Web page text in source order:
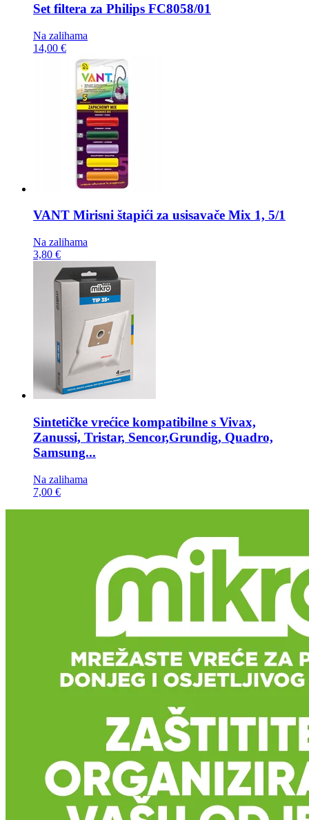
Set filtera za Philips FC8058/01
Na zalihama
14,00 €
VANT Mirisni štapići za usisavače Mix 1, 5/1
Na zalihama
3,80 €
Sintetičke vrećice kompatibilne s Vivax,
Zanussi, Tristar, Sencor,Grundig, Quadro,
Samsung...
Na zalihama
7,00 €